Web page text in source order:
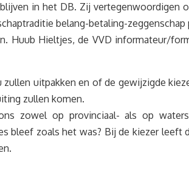
in het DB. Zij vertegenwoordigen
belang-betaling-
Huub Hieltjes, de VVD informateur/
uitpakken en of de gewijzigde
zullen komen.
zowel op provinciaal- als op
bleef zoals het was? Bij de kiezer